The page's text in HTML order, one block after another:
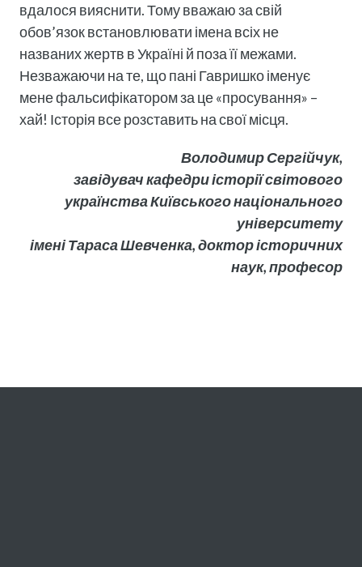
вдалося вияснити. Тому вважаю за свій
обов’язок встановлювати імена всіх не
названих жертв в Україні й поза її межами.
Незважаючи на те, що пані Гавришко іменує
мене фальсифікатором за це «просування» –
хай! Історія все розставить на свої місця.
Володимир Сергійчук,
завідувач кафедри історії світового
українства Київського національного
університету
імені Тараса Шевченка, доктор історичних
наук, професор